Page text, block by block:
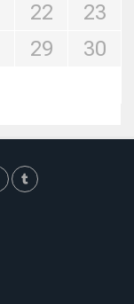
22
23
29
30